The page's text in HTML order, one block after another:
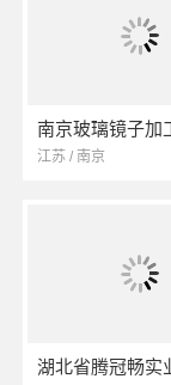
南京玻璃镜子加
江苏 / 南京